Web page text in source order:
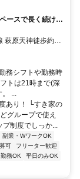
ースで長く続けら
萩原天神徒歩約21
、中茶屋北交差
務シフトや勤務時
トは21時まで(深
。 ...
あり！ └すき家の
グループで使え
プ制度でしっか...
副業・WワークOK
可
フリーター歓迎
務OK
平日のみOK